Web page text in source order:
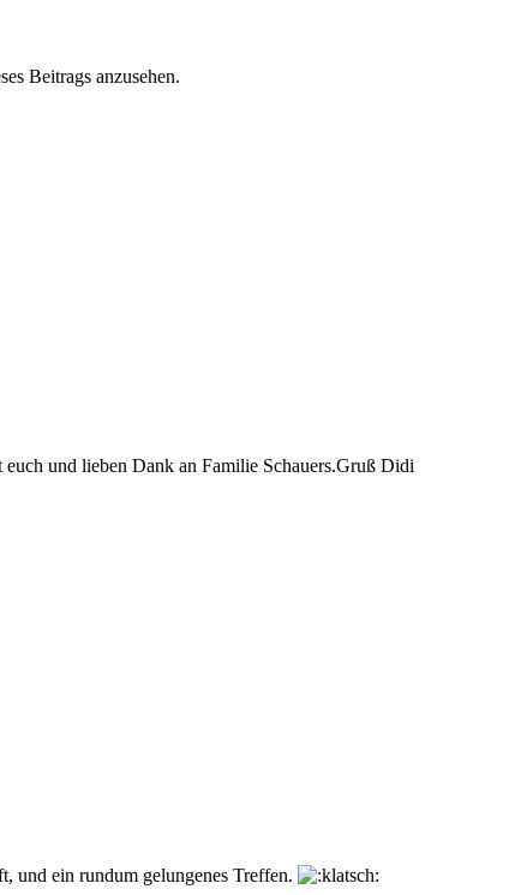
Beitrags anzusehen.
und lieben Dank an Familie Schauers.Gruß Didi
und ein rundum gelungenes Treffen.